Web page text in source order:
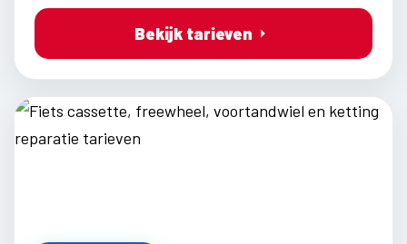
Bekijk tarieven